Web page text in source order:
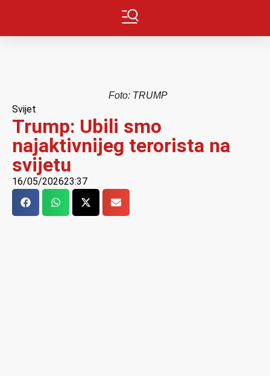
Foto: TRUMP
Svijet
Trump: Ubili smo
najaktivnijeg terorista na
svijetu
16/05/202623:37